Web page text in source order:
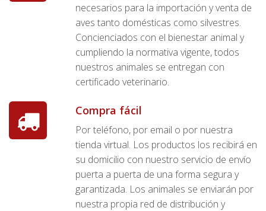
necesarios para la importación y venta de
aves tanto domésticas como silvestres.
Concienciados con el bienestar animal y
cumpliendo la normativa vigente, todos
nuestros animales se entregan con
certificado veterinario.
Compra fácil
Por teléfono, por email o por nuestra
tienda virtual. Los productos los recibirá en
su domicilio con nuestro servicio de envío
puerta a puerta de una forma segura y
garantizada. Los animales se enviarán por
nuestra propia red de distribución y